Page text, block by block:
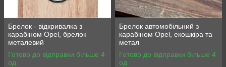
Брелок - відкривалка з
карабіном Opel, брелок
металевий
Готово до відправки більше 4
од.
Брелок автомобільний з
карабіном Opel, екошкіра та
метал
Готово до відправки більше 4
од.